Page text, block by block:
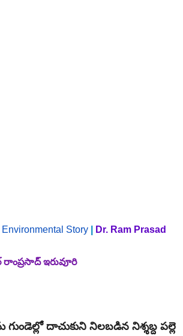
Environmental Story
Dr. Ram Prasad
రాంప్రసాద్ ఇరువూరి
దాచుకుని నిలబడిన నిశ్శబ్ద పల్లె